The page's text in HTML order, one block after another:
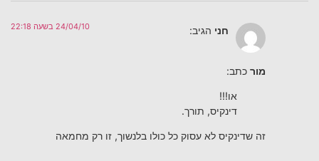
חני הגיב: 24/04/10 בשעה 22:18
מור כתב:
או!!!
דינקיס, תורך.
זה שדינקיס לא עסוק כל כולו בלנשוך, זו רק מחמאה